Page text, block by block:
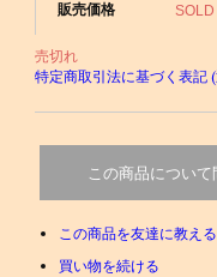
販売価格
売切れ
特定商取引法に基づく表記
この商品につい
この商品を友達に教える
買い物を続ける